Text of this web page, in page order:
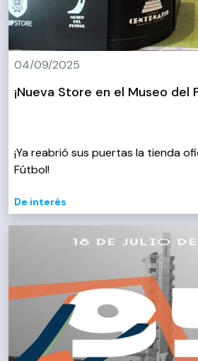
04/09/2025
¡Nueva Store en el Museo del
¡Ya reabrió sus puertas la tienda
Fútbol!
De interés